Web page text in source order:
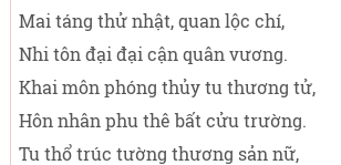
Mai táng thử nhật, quan lộc chí,
Nhi tôn đại đại cận quân vương.
Khai môn phóng thủy tu thương tử,
Hôn nhân phu thê bất cửu trường.
Tu thổ trúc tường thương sản nữ,